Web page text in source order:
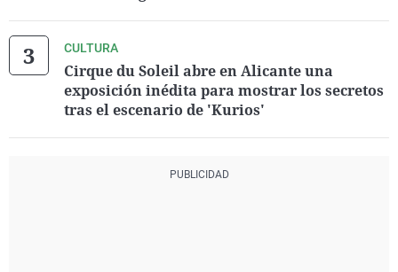
CULTURA
Cirque du Soleil abre en Alicante una
exposición inédita para mostrar los secretos
tras el escenario de 'Kurios'